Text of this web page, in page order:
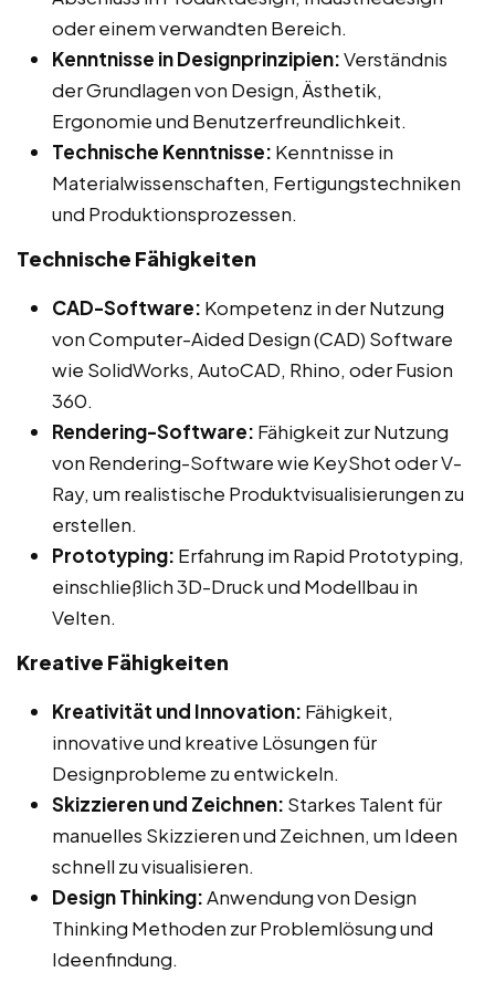
oder einem verwandten Bereich.
Kenntnisse in Designprinzipien:Verständnis
der Grundlagen von Design, Ästhetik,
Ergonomie und Benutzerfreundlichkeit.
Technische Kenntnisse: Kenntnisse in
Materialwissenschaften, Fertigungstechniken
und Produktionsprozessen.
Technische Fähigkeiten
CAD-Software: Kompetenz in der Nutzung
von Computer-Aided Design (CAD) Software
wie SolidWorks, AutoCAD, Rhino, oder Fusion
360.
Rendering-Software: Fähigkeit zur Nutzung
von Rendering-Software wie KeyShot oder V-
Ray, um realistische Produktvisualisierungen zu
erstellen.
Prototyping: Erfahrung im Rapid Prototyping,
einschließlich 3D-Druck und Modellbau in
Velten.
Kreative Fähigkeiten
Kreativität und Innovation: Fähigkeit,
innovative und kreative Lösungen für
Designprobleme zu entwickeln.
Skizzieren und Zeichnen: Starkes Talent für
manuelles Skizzieren und Zeichnen, um Ideen
schnell zu visualisieren.
Design Thinking:Anwendung von Design
Thinking Methoden zur Problemlösung und
Ideenfindung.